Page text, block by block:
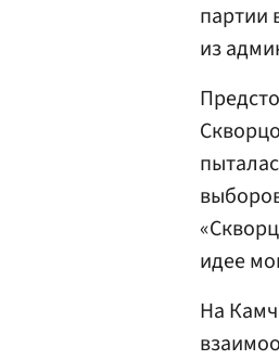
партии
из
идее
На